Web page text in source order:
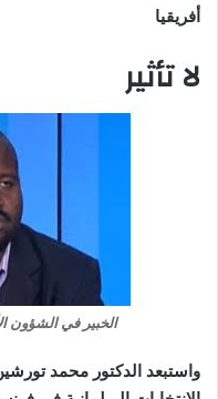
أفريقيا
لا تأثير
الخبير في الشؤون
واستبعد الدكتور محمد